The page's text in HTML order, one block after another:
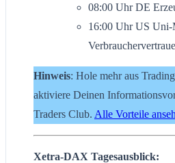
08:00 Uhr DE
16:00 Uhr US Uni-
Hinweis: Hole mehr aus
aktiviere Deinen
Traders Club. Alle Vorteile
Xetra-DAX Tagesausblick: